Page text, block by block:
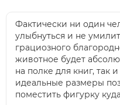
Фактически ни один
улыбнуться и не
грациозного
животное будет
на полке для книг, так
идеальные размеры
поместить фигурку